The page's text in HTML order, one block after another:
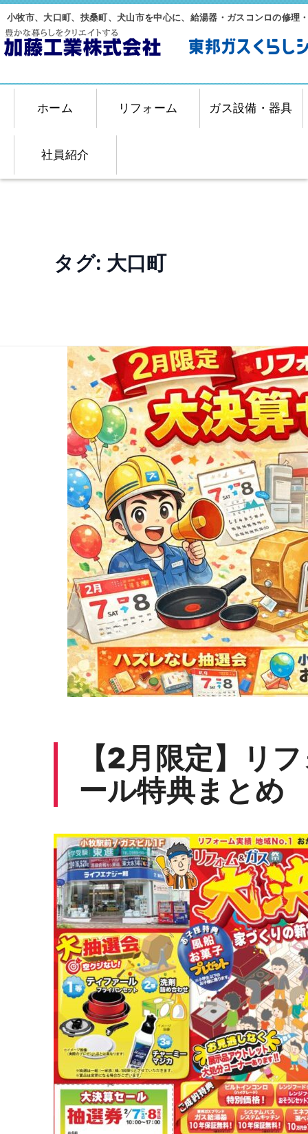
小牧市、大口町、扶桑町、犬山市を中心に、給湯器・ガスコンロの修
ホーム リフォーム ガス設備・器具
社員紹介
タグ: 大口町
【2月限定】リ
ール特典まとめ